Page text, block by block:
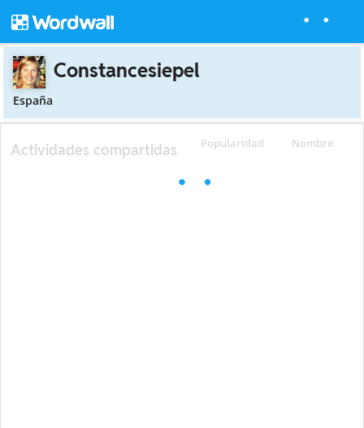
Constancesiepel
España
Popularidad Nombre
Actividades compartidas